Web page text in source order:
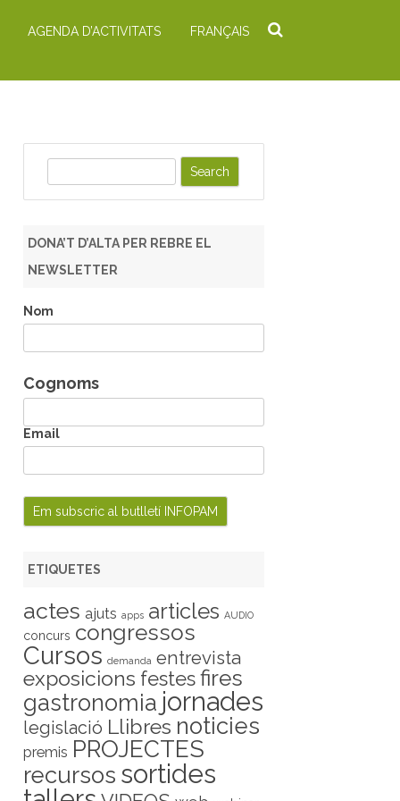
AGENDA D’ACTIVITATS FRANÇAIS
h
DONA’T D’ALTA PER REBRE EL
NEWSLETTER
Nom
Cognoms
Email
ETIQUETES
actes ajuts apps articles AUDIO
concurs congressos
Cursos demanda entrevista
exposicions festes fires
gastronomia jornades
legislació Llibres noticies
premis PROJECTES
recursos sortides